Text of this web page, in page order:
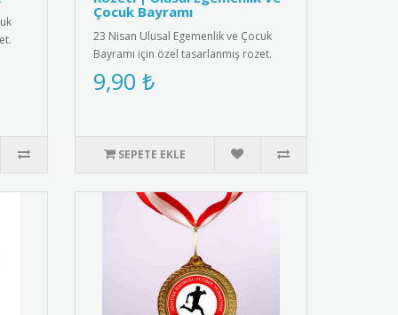
Çocuk Bayramı
23 Nisan Ulusal Egemenlik ve Çocuk
Bayramı için özel tasarlanmış rozet.
Çocuklar için şık ve anlamlı..
9,90 ₺
SEPETE EKLE